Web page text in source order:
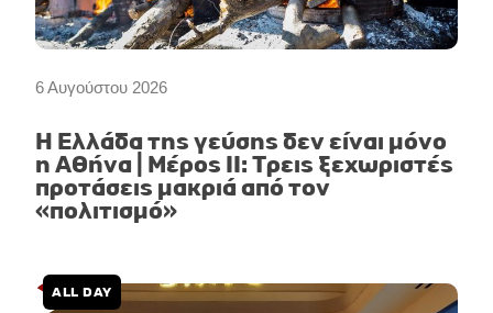
6 Αυγούστου 2026
Η Ελλάδα της γεύσης δεν είναι μόνο
η Αθήνα | Μέρος II: Τρεις ξεχωριστές
προτάσεις μακριά από τον
«πολιτισμό»
ALL DAY